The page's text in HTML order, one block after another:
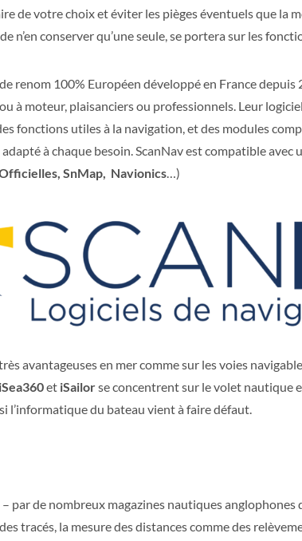
de votre choix et éviter les pièges éventuels que la
n’en conserver qu’une seule, se portera sur les
renom 100% Européen développé en France depuis
à moteur, plaisanciers ou professionnels. Leur
fonctions utiles à la navigation, et des modules
à chaque besoin. ScanNav est compatible avec
SnMap, Navionics…)
avantageuses en mer comme sur les voies
et iSailorse concentrent sur le volet nautique
l’informatique du bateau vient à faire défaut.
par de nombreux magazines nautiques anglophones
tracés, la mesure des distances comme des